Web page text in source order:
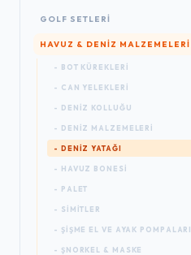
GOLF SETLERI
HAVUZ & DENIZ MALZEMELERI
- BOT KÜREKLERI
- CAN YELEKLERI
- DENIZ KOLLUĞU
- DENIZ MALZEMELERI
- DENIZ YATAĞI
- HAVUZ BONESI
- PALET
- SIMITLER
- ŞIŞME EL VE AYAK POMPALARI
- ŞNORKEL & MASKE